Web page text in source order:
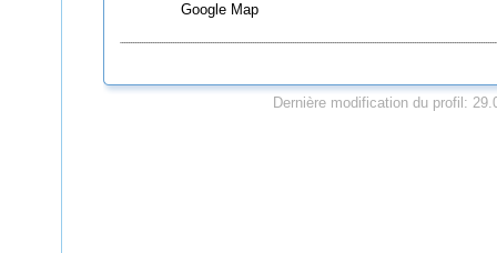
Google Map
Dernière modification du profil: